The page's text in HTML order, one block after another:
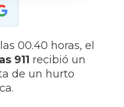
00.40 horas, el
911 recibió un
de un hurto